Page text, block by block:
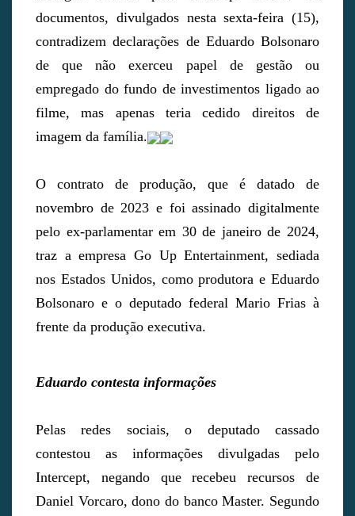
documentos, divulgados nesta sexta-feira (15),
contradizem declarações de Eduardo Bolsonaro
de que não exerceu papel de gestão ou
empregado do fundo de investimentos ligado ao
filme, mas apenas teria cedido direitos de
imagem da família.
O contrato de produção, que é datado de
novembro de 2023 e foi assinado digitalmente
pelo ex-parlamentar em 30 de janeiro de 2024,
traz a empresa Go Up Entertainment, sediada
nos Estados Unidos, como produtora e Eduardo
Bolsonaro e o deputado federal Mario Frias à
frente da produção executiva.
Eduardo contesta informações
Pelas redes sociais, o deputado cassado
contestou as informações divulgadas pelo
Intercept, negando que recebeu recursos de
Daniel Vorcaro, dono do banco Master. Segundo